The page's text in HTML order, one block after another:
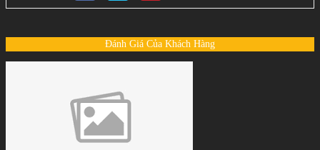
Đánh Giá Của Khách Hàng